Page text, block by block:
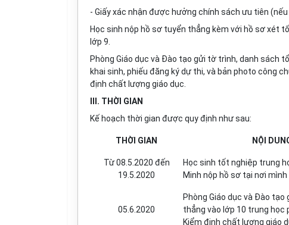
- Giấy xác nhận được hưởng chính sách ưu tiên
Học sinh nộp hồ sơ tuyển thẳng kèm với hồ sơ xét
lớp 9.
Phòng Giáo dục và Đào tạo gửi tờ trình, danh sách
khai sinh, phiếu đăng ký dự thi, và bản photo công
định chất lượng giáo dục.
III. THỜI GIAN
Kế hoạch thời gian được quy định như sau:
THỜI GIAN NỘI
Từ 08.5.2020 đến
19.5.2020
Học sinh tốt nghiệp trung
Minh nộp hồ sơ tại nơi mình
05.6.2020
Phòng Giáo dục và Đào
thẳng vào lớp 10 trung học
Kiểm định chất lượng giáo